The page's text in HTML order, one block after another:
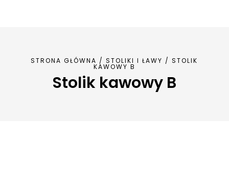
STRONA GŁÓWNA /STOLIKI I ŁAWY / STOLIK
KAWOWY B
Stolik kawowy B